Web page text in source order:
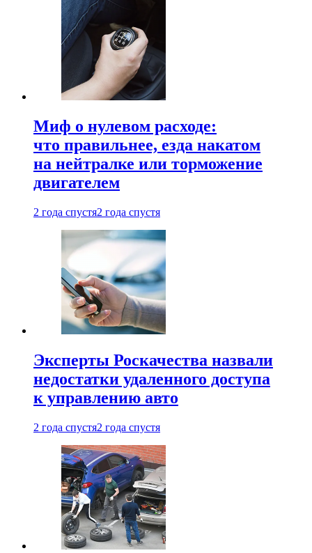
Миф о нулевом расходе:
что правильнее, езда накатом
на нейтралке или торможение
двигателем
2 года спустя2 года спустя
Эксперты Роскачества назвали
недостатки удаленного доступа
к управлению авто
2 года спустя2 года спустя